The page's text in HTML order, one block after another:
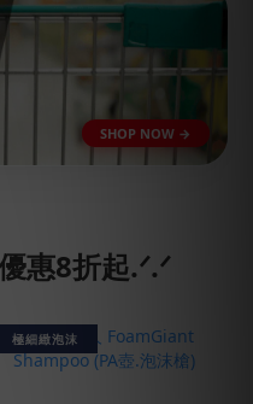
惠8折起.ᐟ.ᐟ
極細緻泡沫